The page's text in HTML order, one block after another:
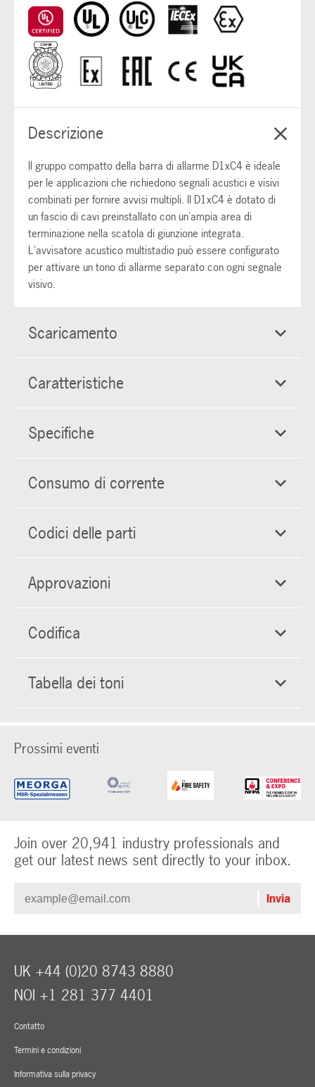
Descrizione
Il gruppo compatto della barra di allarme D1xC4 è ideale
per le applicazioni che richiedono segnali acustici e visivi
combinati per fornire avvisi multipli. Il D1xC4 è dotato di
un fascio di cavi preinstallato con un'ampia area di
terminazione nella scatola di giunzione integrata.
L'avvisatore acustico multistadio può essere configurato
per attivare un tono di allarme separato con ogni segnale
visivo.
Scaricamento
Caratteristiche
Specifiche
Consumo di corrente
Codici delle parti
Approvazioni
Codifica
Tabella dei toni
Prossimi eventi
Join over 20,941 industry professionals and
get our latest news sent directly to your inbox.
Contatto
Termini e condizioni
Informativa sulla privacy
UK +44 (0)20 8743 8880
NOI +1 281 377 4401